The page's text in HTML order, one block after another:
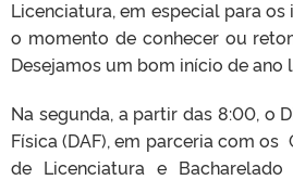
Licenciatura, em especial para
o momento de conhecer ou
Desejamos um bom início de ano
Na segunda, a partir das 8:00, o
Física (DAF), em parceria com
de Licenciatura e